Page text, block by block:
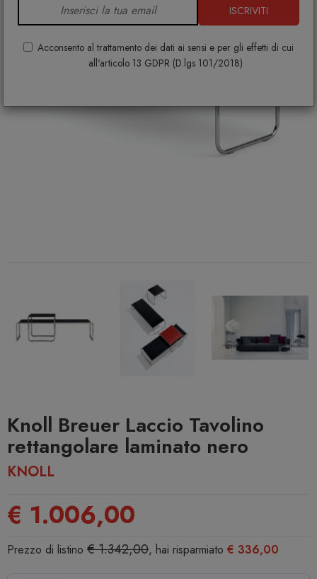
ISCRIVITI
Acconsento al trattamento dei dati ai sensi e per gli effetti di cui
all'articolo 13 GDPR (D.lgs 101/2018)
Knoll Breuer Laccio Tavolino
rettangolare laminato nero
KNOLL
€ 1.006,00
Prezzo di listino € 1.342,00, hai risparmiato € 336,00